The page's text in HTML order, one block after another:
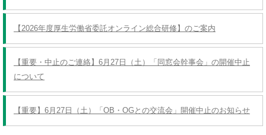
【2026年度厚生労働省委託オンライン総合研修】のご案内
【重要・中止のご連絡】6月27日（土）「同窓会幹事会」の開催中止
について
【重要】6月27日（土）「OB・OGとの交流会」開催中止のお知らせ